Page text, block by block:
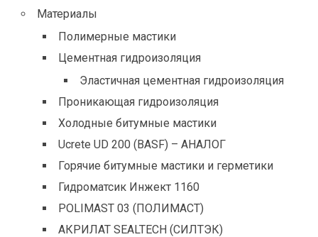
Материалы
Полимерные мастики
Цементная гидроизоляция
Эластичная цементная гидроизоляция
Проникающая гидроизоляция
Холодные битумные мастики
Ucrete UD 200 (BASF) – АНАЛОГ
Горячие битумные мастики и герметики
Гидроматсик Инжект 1160
POLIMAST 03 (ПОЛИМАСТ)
АКРИЛАТ SEALTECH (СИЛТЭК)